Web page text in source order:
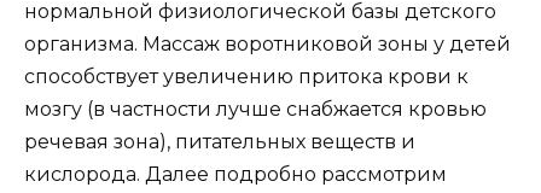
нормальной физиологической базы детского
организма. Массаж воротниковой зоны у детей
способствует увеличению притока крови к
мозгу (в частности лучше снабжается кровью
речевая зона), питательных веществ и
кислорода. Далее подробно рассмотрим